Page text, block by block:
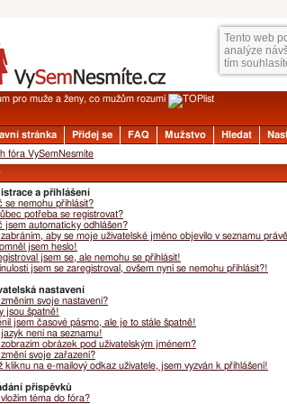
Tento web
analýze
tím
pro muže a ženy, co mužům rozumí
stránka Přidej se FAQ Mužstvo Hledat
fóra VySemNesmíte
a přihlášení
se nemohu přihlásit?
potřeba se registrovat?
jsem automaticky odhlášen?
aby se moje uživatelské jméno objevilo v seznamu
jsem heslo!
jsem se, ale nemohu se přihlásit!
jsem se zaregistroval, ovšem nyní se nemohu přihlásit?!
nastavení
svoje nastavení?
jsou špatně!
jsem časové pásmo, ale je to stále špatně!
není na seznamu!
obrázek pod uživatelským jménem?
svoje zařazení?
kliknu na e-mailový odkaz uživatele, jsem vyzván k přihlášení!
příspěvků
téma do fóra?